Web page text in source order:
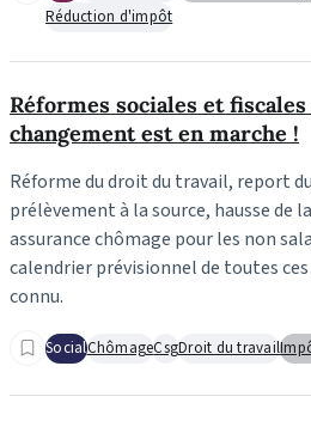
Réduction d'impôt
Réformes sociales et fiscales
changement est en marche !
Réforme du droit du travail, report du
prélèvement à la source, hausse de la
assurance chômage pour les non
calendrier prévisionnel de toutes
connu.
SocialChômageCsgDroit du travail